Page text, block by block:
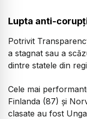
Lupta anti-
Potrivit
a stagnat sau a
dintre statele din
Cele mai
Finlanda (87) și
clasate au fost